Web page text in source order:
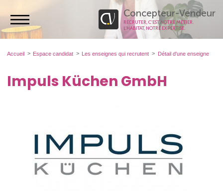
Concepteur-Vendeur
RECRUTER, C’EST NOTRE MÉTIER.
L’HABITAT, NOTRE EXPERTISE.
Accueil Espace candidat Les enseignes qui recrutent Détail d'une enseigne
Impuls Küchen GmbH